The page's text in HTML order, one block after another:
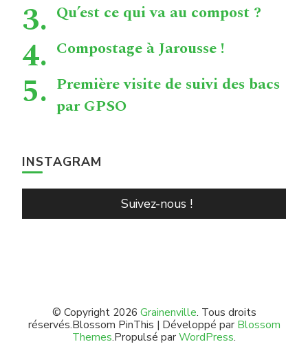
Qu’est ce qui va au compost ?
Compostage à Jarousse !
Première visite de suivi des bacs
par GPSO
INSTAGRAM
Suivez-nous !
© Copyright 2026 Grainenville. Tous droits
réservés.Blossom PinThis | Développé par Blossom
Themes.Propulsé parWordPress.